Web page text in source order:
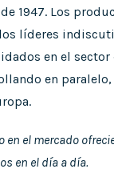
1947. Los
líderes
en el
en
en el mercado
en el día a día.